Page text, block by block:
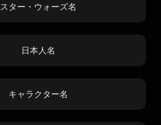
スター・ウォーズ名
日本人名
キャラクター名